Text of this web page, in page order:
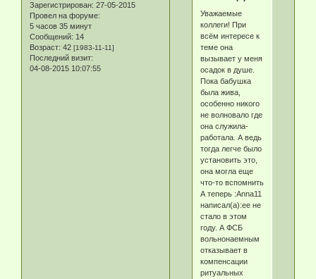
Зарегистрирован: 27-05-2015
Провел на форуме:
5 часов 35 минут
Сообщений: 14
Возраст: 42 [1983-11-11]
Последний визит:
04-08-2015 10:07:55
Уважаемые
коллеги! При
всём интересе к
теме она
вызывает у меня
осадок в душе.
Пока бабушка
была жива,
особенно никого
не волновало где
она служила-
работала. А ведь
тогда легче было
установить это,
она могла еще
что-то вспомнить
А теперь :Anna11
написал(а):ее не
стало в этом
году. А ФСБ
вольнонаемным
отказывает в
компенсации
ритуальных